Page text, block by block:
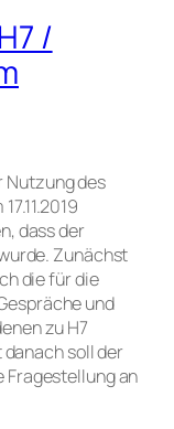
/
des
dass der
Zunächst
die für die
und
zu H7
soll der
Fragestellung an